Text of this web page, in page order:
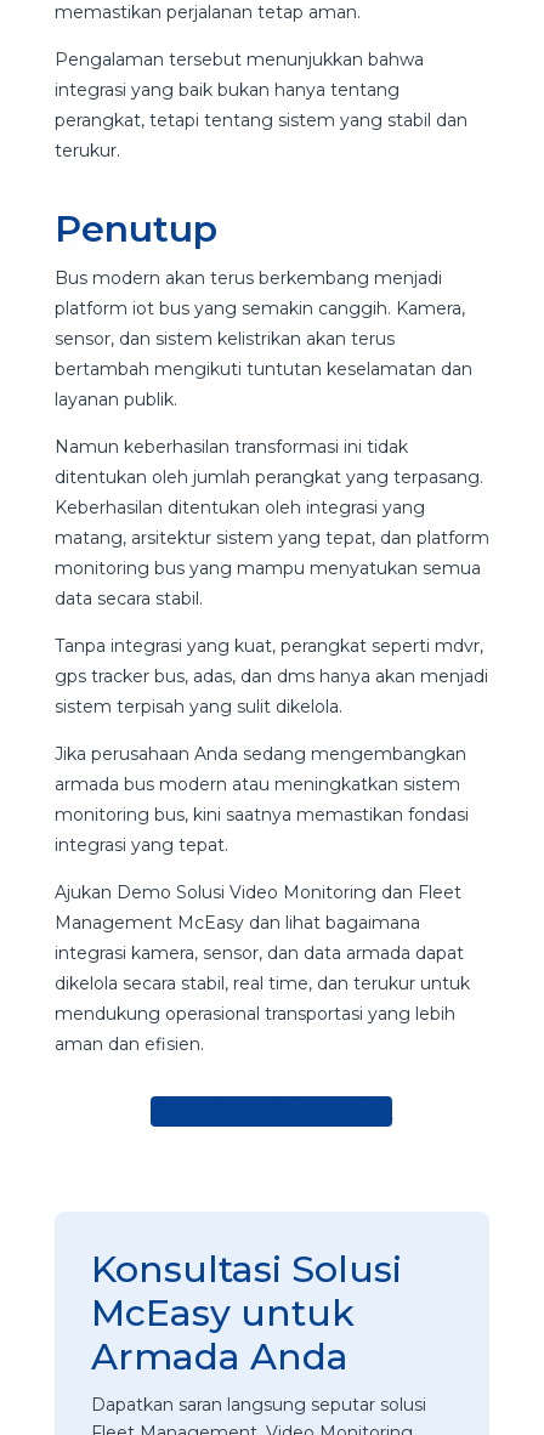
memastikan perjalanan tetap aman.
Pengalaman tersebut menunjukkan bahwa
integrasi yang baik bukan hanya tentang
perangkat, tetapi tentang sistem yang stabil dan
terukur.
Penutup
Bus modern akan terus berkembang menjadi
platform iot bus yang semakin canggih. Kamera,
sensor, dan sistem kelistrikan akan terus
bertambah mengikuti tuntutan keselamatan dan
layanan publik.
Namun keberhasilan transformasi ini tidak
ditentukan oleh jumlah perangkat yang terpasang.
Keberhasilan ditentukan oleh integrasi yang
matang, arsitektur sistem yang tepat, dan platform
monitoring bus yang mampu menyatukan semua
data secara stabil.
Tanpa integrasi yang kuat, perangkat seperti mdvr,
gps tracker bus, adas, dan dms hanya akan menjadi
sistem terpisah yang sulit dikelola.
Jika perusahaan Anda sedang mengembangkan
armada bus modern atau meningkatkan sistem
monitoring bus, kini saatnya memastikan fondasi
integrasi yang tepat.
Ajukan Demo Solusi Video Monitoring dan Fleet
Management McEasy dan lihat bagaimana
integrasi kamera, sensor, dan data armada dapat
dikelola secara stabil, real time, dan terukur untuk
mendukung operasional transportasi yang lebih
aman dan efisien.
Konsultasi Solusi
McEasy untuk
Armada Anda
Dapatkan saran langsung seputar solusi